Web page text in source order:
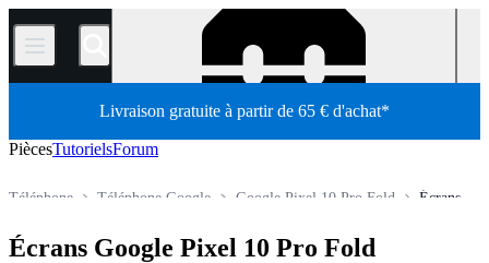
/
Livraison gratuite à partir de 65 € d'achat*
PiècesTutorielsForum
Écrans
Google Pixel 10 Pro Fold
Téléphone Google
Téléphone
Écrans Google Pixel 10 Pro Fold